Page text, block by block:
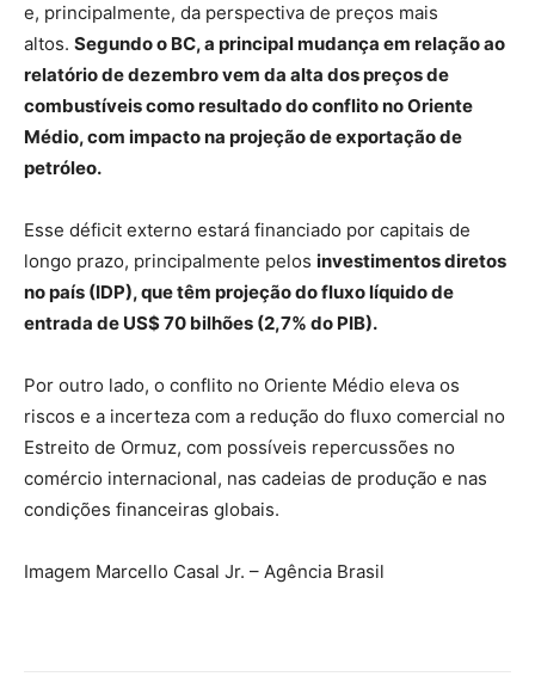
e, principalmente, da perspectiva de preços mais
altos. Segundo o BC, a principal mudança em relação ao
relatório de dezembro vem da alta dos preços de
combustíveis como resultado do conflito no Oriente
Médio, com impacto na projeção de exportação de
petróleo.
Esse déficit externo estará financiado por capitais de
longo prazo, principalmente pelos investimentos diretos
no país (IDP), que têm projeção do fluxo líquido de
entrada de US$ 70 bilhões (2,7% do PIB).
Por outro lado, o conflito no Oriente Médio eleva os
riscos e a incerteza com a redução do fluxo comercial no
Estreito de Ormuz, com possíveis repercussões no
comércio internacional, nas cadeias de produção e nas
condições financeiras globais.
Imagem Marcello Casal Jr. – Agência Brasil